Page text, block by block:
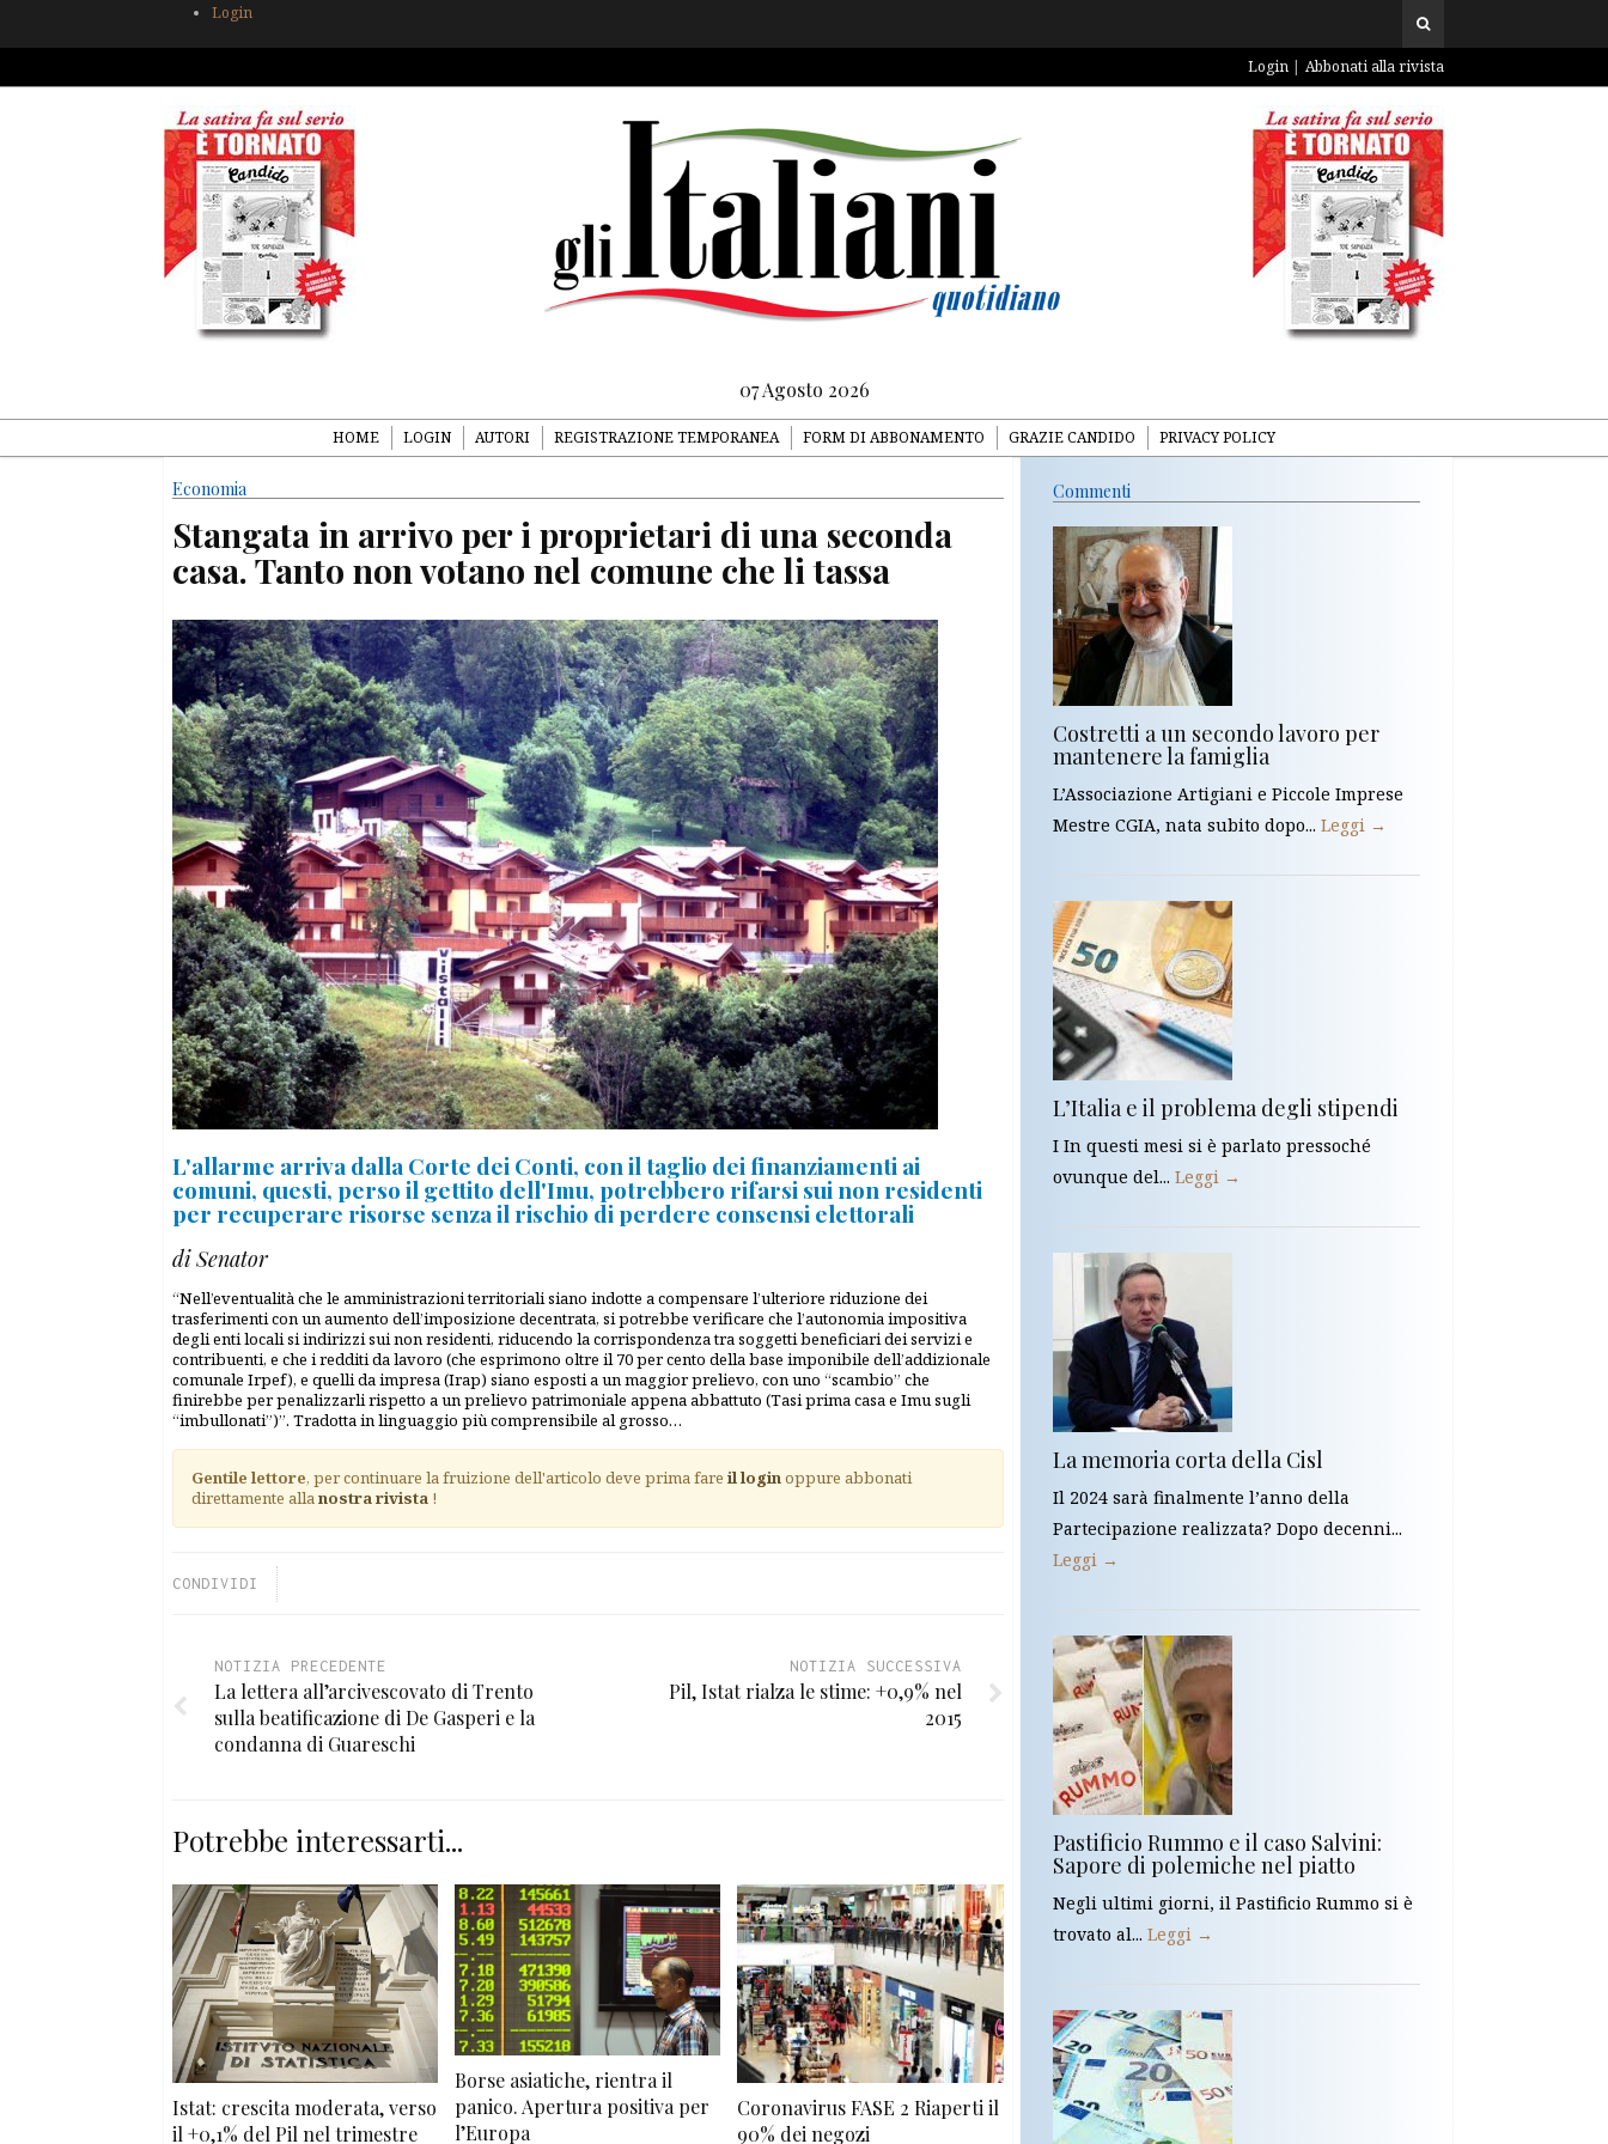
Login
Login Abbonati alla rivista
07 Agosto 2026
HOME LOGIN AUTORI REGISTRAZIONE TEMPORANEA FORM DI ABBONAMENTO GRAZIE CANDIDO PRIVACY POLICY
Economia
Stangata in arrivo per i proprietari di una seconda
casa. Tanto non votano nel comune che li tassa
L'allarme arriva dalla Corte dei Conti, con il taglio dei finanziamenti ai
comuni, questi, perso il gettito dell'Imu, potrebbero rifarsi sui non residenti
per recuperare risorse senza il rischio di perdere consensi elettorali
di Senator
“Nell’eventualità che le amministrazioni territoriali siano indotte a compensare l’ulteriore riduzione dei
trasferimenti con un aumento dell’imposizione decentrata, si potrebbe verificare che l’autonomia impositiva
degli enti locali si indirizzi sui non residenti, riducendo la corrispondenza tra soggetti beneficiari dei servizi e
contribuenti, e che i redditi da lavoro (che esprimono oltre il 70 per cento della base imponibile dell’addizionale
comunale Irpef), e quelli da impresa (Irap) siano esposti a un maggior prelievo, con uno “scambio” che
finirebbe per penalizzarli rispetto a un prelievo patrimoniale appena abbattuto (Tasi prima casa e Imu sugli
“imbullonati”)”. Tradotta in linguaggio più comprensibile al grosso…
Gentile lettore, per continuare la fruizione dell'articolo deve prima fare il loginoppure abbonati
direttamente allanostra rivista !
CONDIVIDI
NOTIZIA PRECEDENTE
La lettera all’arcivescovato di Trento
sulla beatificazione di De Gasperi e la
condanna di Guareschi
NOTIZIA SUCCESSIVA
Pil, Istat rialza le stime: +0,9% nel
2015
Potrebbe interessarti...
Istat: crescita moderata, verso
il +0,1% del Pil nel trimestre
Borse asiatiche, rientra il
panico. Apertura positiva per
l’Europa
Coronavirus FASE 2 Riaperti il
90% dei negozi
Commenti
Costretti a un secondo lavoro per
mantenere la famiglia
L’Associazione Artigiani e Piccole Imprese
Mestre CGIA, nata subito dopo... Leggi →
L’Italia e il problema degli stipendi
I In questi mesi si è parlato pressoché
ovunque del... Leggi →
La memoria corta della Cisl
Il 2024 sarà finalmente l’anno della
Partecipazione realizzata? Dopo decenni...
Leggi →
Pastificio Rummo e il caso Salvini:
Sapore di polemiche nel piatto
Negli ultimi giorni, il Pastificio Rummo si è
trovato al... Leggi →